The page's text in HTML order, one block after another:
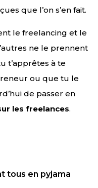
que l’on s’en fait.
le freelancing et le
ne le prennent
t’apprêtes à te
ou que tu le
de passer en
les freelances.
tous en pyjama